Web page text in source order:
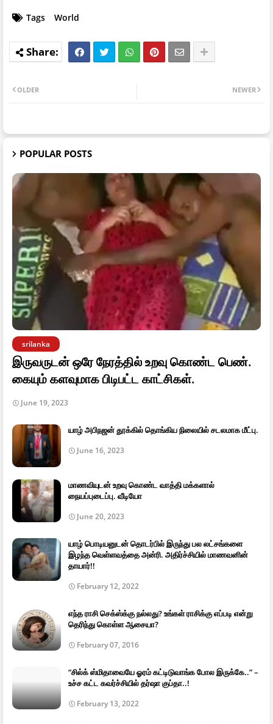
Tags World
NEWER
OLDER
POPULAR POSTS
srilanka
இருவருடன் ஒரே நேரத்தில் உறவு கொண்ட பெண்.
கையும் களவுமாக பிடிபட்ட காட்சிகள்.
June 19, 2023
யாழ் அபிநஜன் தூக்கில் தொங்கிய நிலையில் சடலமாக மீட்பு.
June 16, 2023
மாணவியுடன் உறவு கொண்ட வாத்தி மக்களால்
நையப்புடைப்பு. வீடியோ
June 20, 2023
யாழ் பொடியனுடன் தொடர்பில் இருந்து பல லட்சங்களை
இழந்த வெள்ளவத்தை அன்ரி. அதிர்ச்சியில் மாணவனின்
தாயார்!!
February 12, 2022
எந்த ராசி செக்ஸ்க்கு நல்லது? உங்கள் ராசிக்கு எப்படி என்று
தெரிந்து கொள்ள ஆசையா?
February 07, 2016
“சில்க் ஸ்மிதாவையே ஓரம் கட்டிடுவாங்க போல இருக்கே..” –
உச்ச கட்ட கவர்ச்சியில் தர்ஷா குப்தா..!
February 13, 2022